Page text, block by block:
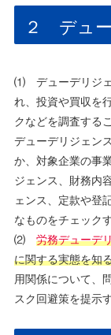
２ デュ
⑴ デューデリジェ
れ、投資や買収を
クなどを調査する
デューデリジェン
か、対象企業の事
ジェンス、財務内
ェンス、定款や登
なものをチェック
⑵労務デューデ
に関する実態を知
用関係について、
スク回避策を提示